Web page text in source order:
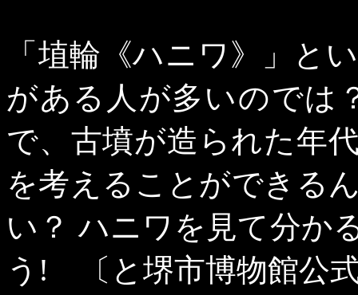
「埴輪《ハニワ》」と
がある人が多いのでは
で、古墳が造られた年
を考えることができる
い？ ハニワを見て分か
う ! 〔と堺市博物館公